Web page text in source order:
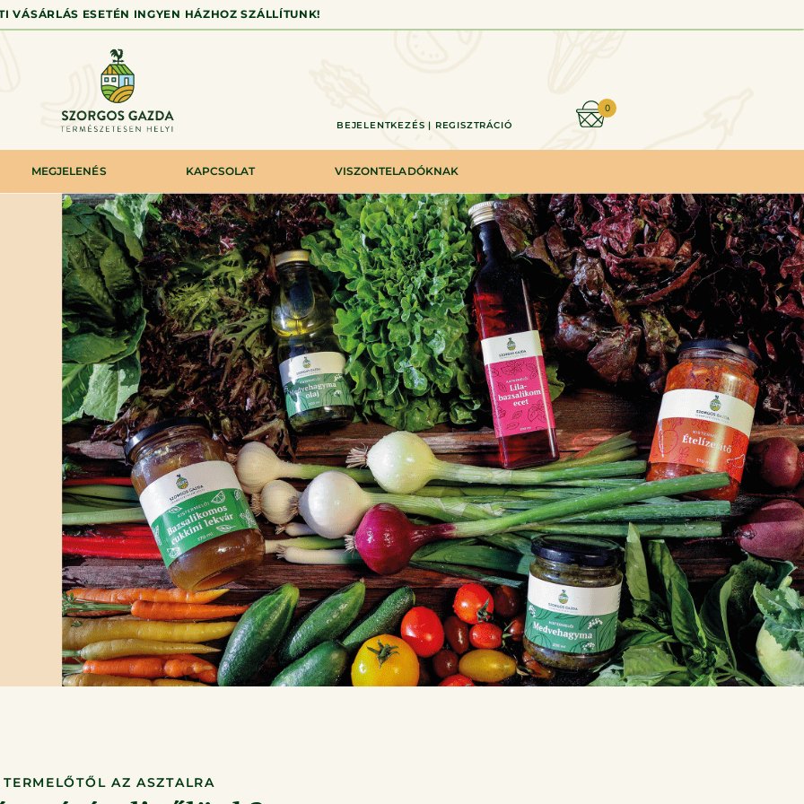
VÁSÁRLÁS ESETÉN INGYEN HÁZHOZ SZÁLLÍTUNK!
BEJELENTKEZÉS | REGISZTRÁCIÓ
0
MEGJELENÉS KAPCSOLAT VISZONTELADÓKNAK
TERMELŐTŐL AZ ASZTALRA